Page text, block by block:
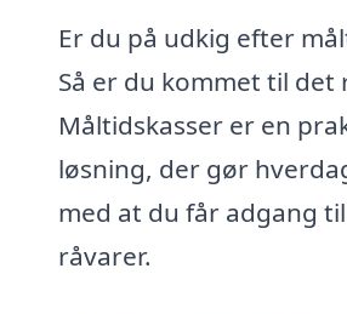
Er du på udkig efter
Så er du kommet til det
Måltidskasser er en
løsning, der gør
med at du får adgang
råvarer.